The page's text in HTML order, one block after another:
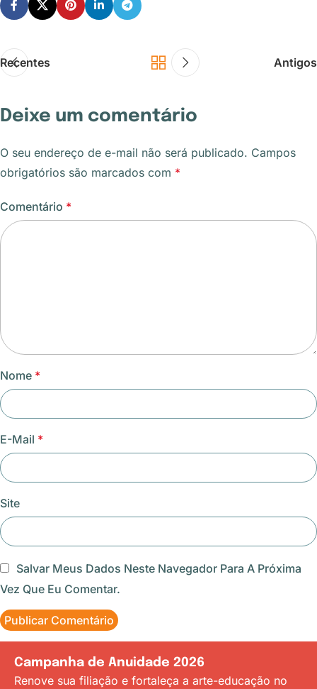
Recentes Antigos
Deixe um comentário
O seu endereço de e-mail não será publicado. Campos
obrigatórios são marcados com *
Comentário *
Nome *
E-Mail *
Site
Salvar Meus Dados Neste Navegador Para A Próxima
Vez Que Eu Comentar.
Campanha de Anuidade 2026
Renove sua filiação e fortaleça a arte-educação no